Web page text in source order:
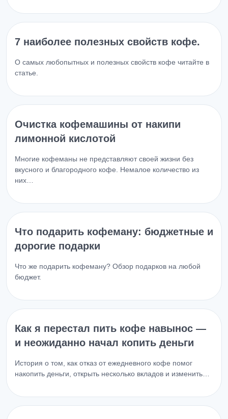
7 наиболее полезных свойств кофе.
О самых любопытных и полезных свойств кофе читайте в
статье.
Очистка кофемашины от накипи
лимонной кислотой
Многие кофеманы не представляют своей жизни без
вкусного и благородного кофе. Немалое количество из
них…
Что подарить кофеману: бюджетные и
дорогие подарки
Что же подарить кофеману? Обзор подарков на любой
бюджет.
Как я перестал пить кофе навынос —
и неожиданно начал копить деньги
История о том, как отказ от ежедневного кофе помог
накопить деньги, открыть несколько вкладов и изменить…